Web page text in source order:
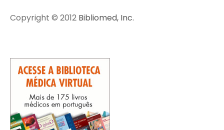
Copyright © 2012 Bibliomed, Inc.